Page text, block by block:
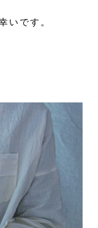
いです。